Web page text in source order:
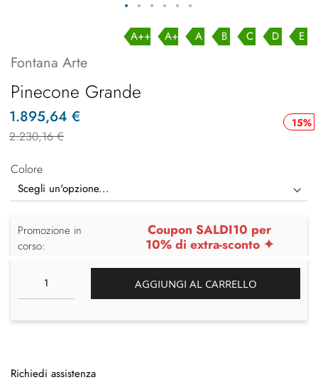
A++ A+ A B C D E
Fontana Arte
Pinecone Grande
15%
1.895,64 €
2.230,16 €
Colore
Promozione in
corso:
Coupon SALDI10 per
10% di extra-sconto ✦
AGGIUNGI AL CARRELLO
Richiedi assistenza